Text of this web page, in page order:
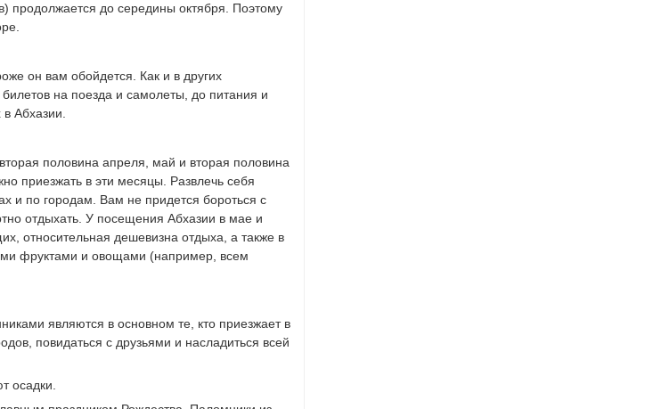
продолжается до середины октября. Поэтому
он вам обойдется. Как и в других
на поезда и самолеты, до питания и
Абхазии.
половина апреля, май и вторая половина
приезжать в эти месяцы. Развлечь себя
и по городам. Вам не придется бороться с
отдыхать. У посещения Абхазии в мае и
относительная дешевизна отдыха, а также в
фруктами и овощами (например, всем
являются в основном те, кто приезжает в
повидаться с друзьями и насладиться всей
осадки.